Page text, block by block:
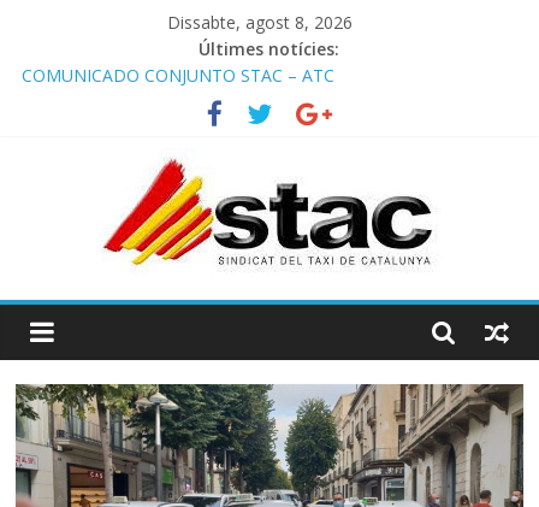
Dissabte, agost 8, 2026
Últimes notícies:
COMUNICADO CONJUNTO STAC – ATC
Comunicado STAC/ ATC de la reunión con los Mossos d
‘Esquadra del aeropuerto de Barcelona.
Programa de Radio TAXI LIBRE 29.07.2026 en COOLTURA FM.
STAC/ATC SOLICITAN TAULA TÈCNICA PARA MEJORAR LA
OPERATIVA DE ENTRADA EN EL PUERTO DE BARCELONA.
Programa de Radio TAXI LIBRE 22.07.2026 en COOLTURA FM.